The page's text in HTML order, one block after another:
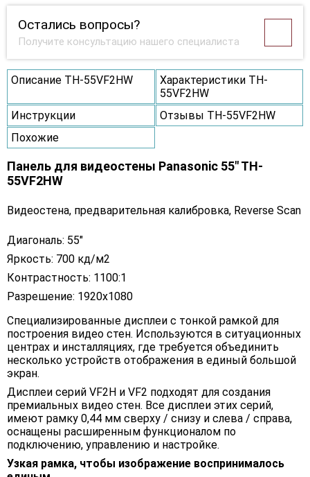
Остались вопросы?
Получите консультацию нашего специалиста
Описание TH-55VF2HW
Характеристики TH-
55VF2HW
Инструкции
Отзывы TH-55VF2HW
Похожие
Панель для видеостены Panasonic 55" TH-
55VF2HW
Видеостена, предварительная калибровка, Reverse Scan
Диагональ: 55"
Яркость: 700 кд/м2
Контрастность: 1100:1
Разрешение: 1920x1080
Специализированные дисплеи с тонкой рамкой для
построения видео стен. Используются в ситуационных
центрах и инсталляциях, где требуется объединить
несколько устройств отображения в единый большой
экран.
Дисплеи серий VF2H и VF2 подходят для создания
премиальных видео стен. Все дисплеи этих серий,
имеют рамку 0,44 мм сверху / снизу и слева / справа,
оснащены расширенным функционалом по
подключению, управлению и настройке.
Узкая рамка, чтобы изображение воспринималось